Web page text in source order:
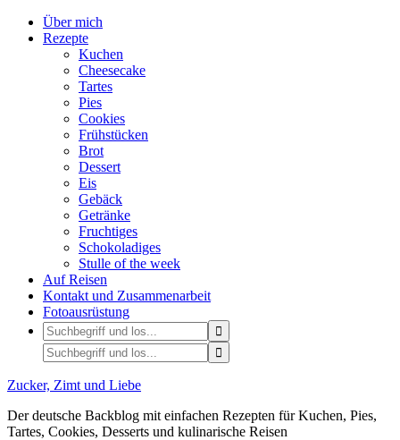
Über mich
Rezepte
Kuchen
Cheesecake
Tartes
Pies
Cookies
Frühstücken
Brot
Dessert
Eis
Gebäck
Getränke
Fruchtiges
Schokoladiges
Stulle of the week
Auf Reisen
Kontakt und Zusammenarbeit
Fotoausrüstung
Zucker, Zimt und Liebe
Der deutsche Backblog mit einfachen Rezepten für Kuchen, Pies,
Tartes, Cookies, Desserts und kulinarische Reisen